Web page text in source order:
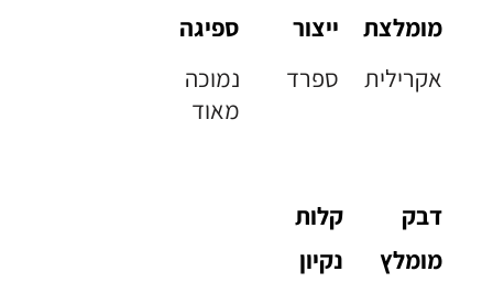
מומלצת
אקרילית
ייצור
ספרד
ספיגה
נמוכה
מאוד
דבק
מומלץ
קלות
נקיון